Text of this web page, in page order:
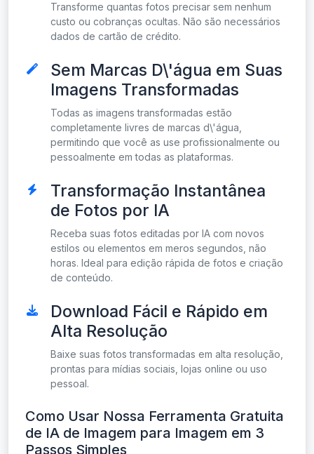
Transforme quantas fotos precisar sem nenhum
custo ou cobranças ocultas. Não são necessários
dados de cartão de crédito.
Sem Marcas D\'água em Suas
Imagens Transformadas
Todas as imagens transformadas estão
completamente livres de marcas d\'água,
permitindo que você as use profissionalmente ou
pessoalmente em todas as plataformas.
Transformação Instantânea
de Fotos por IA
Receba suas fotos editadas por IA com novos
estilos ou elementos em meros segundos, não
horas. Ideal para edição rápida de fotos e criação
de conteúdo.
Download Fácil e Rápido em
Alta Resolução
Baixe suas fotos transformadas em alta resolução,
prontas para mídias sociais, lojas online ou uso
pessoal.
Como Usar Nossa Ferramenta Gratuita
de IA de Imagem para Imagem em 3
Passos Simples